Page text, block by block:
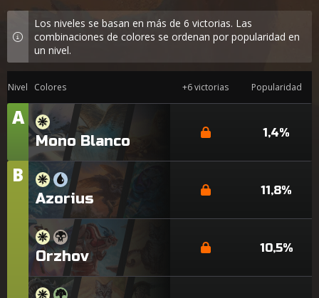
Los niveles se basan en más de 6 victorias. Las
combinaciones de colores se ordenan por popularidad en
un nivel.
Nivel Colores +6 victorias Popularidad
Nivel
A
Mono Blanco 1,4%
Nivel
B
Azorius 11,8%
Orzhov 10,5%